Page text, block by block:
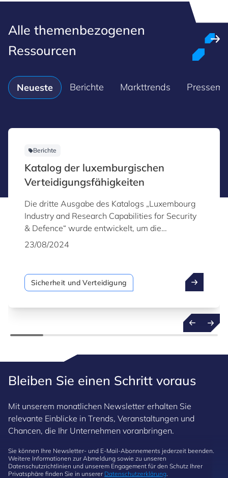
Alle themenbezogenen
Ressourcen
Neueste Berichte Markttrends
Berichte
Katalog der luxemburgischen
Verteidigungsfähigkeiten
Die dritte Ausgabe des Katalogs „Luxembourg
Industry and Research Capabilities for Security
& Defence“ wurde entwickelt, um die
Einrichtung internationaler Partnerschaften zu
Forschungseinrichtungen im Bereich Sicherheit
und Verteidigung vor.
23/08/2024
Sicherheit und Verteidigung
Bleiben Sie einen Schritt voraus
Mit unserem monatlichen Newsletter erhalten Sie
relevante Einblicke in Trends, Veranstaltungen und
Chancen, die Ihr Unternehmen voranbringen.
Sie können Ihre Newsletter- und E-Mail-Abonnements jederzeit beenden.
Weitere Informationen zur Abmeldung sowie zu unseren
Datenschutzrichtlinien und unserem Engagement für den Schutz Ihrer
Privatsphäre finden Sie in unserer Datenschutzerklärung.